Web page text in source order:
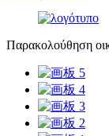
Παρακολούθηση